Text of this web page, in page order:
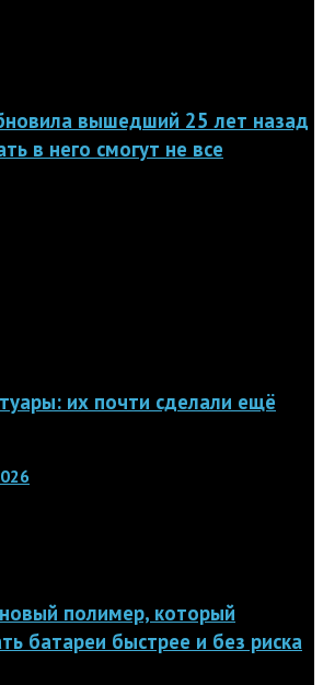
вышедший 25 лет назад
в него смогут не все
их почти сделали ещё
полимер, который
батареи быстрее и без риска